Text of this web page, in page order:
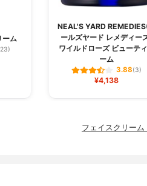
ーム
NEAL'S YARD
ールズヤード レメディー
ワイルドローズ ビューテ
ーム
3.88(3)
¥4,138
フェイスクリー